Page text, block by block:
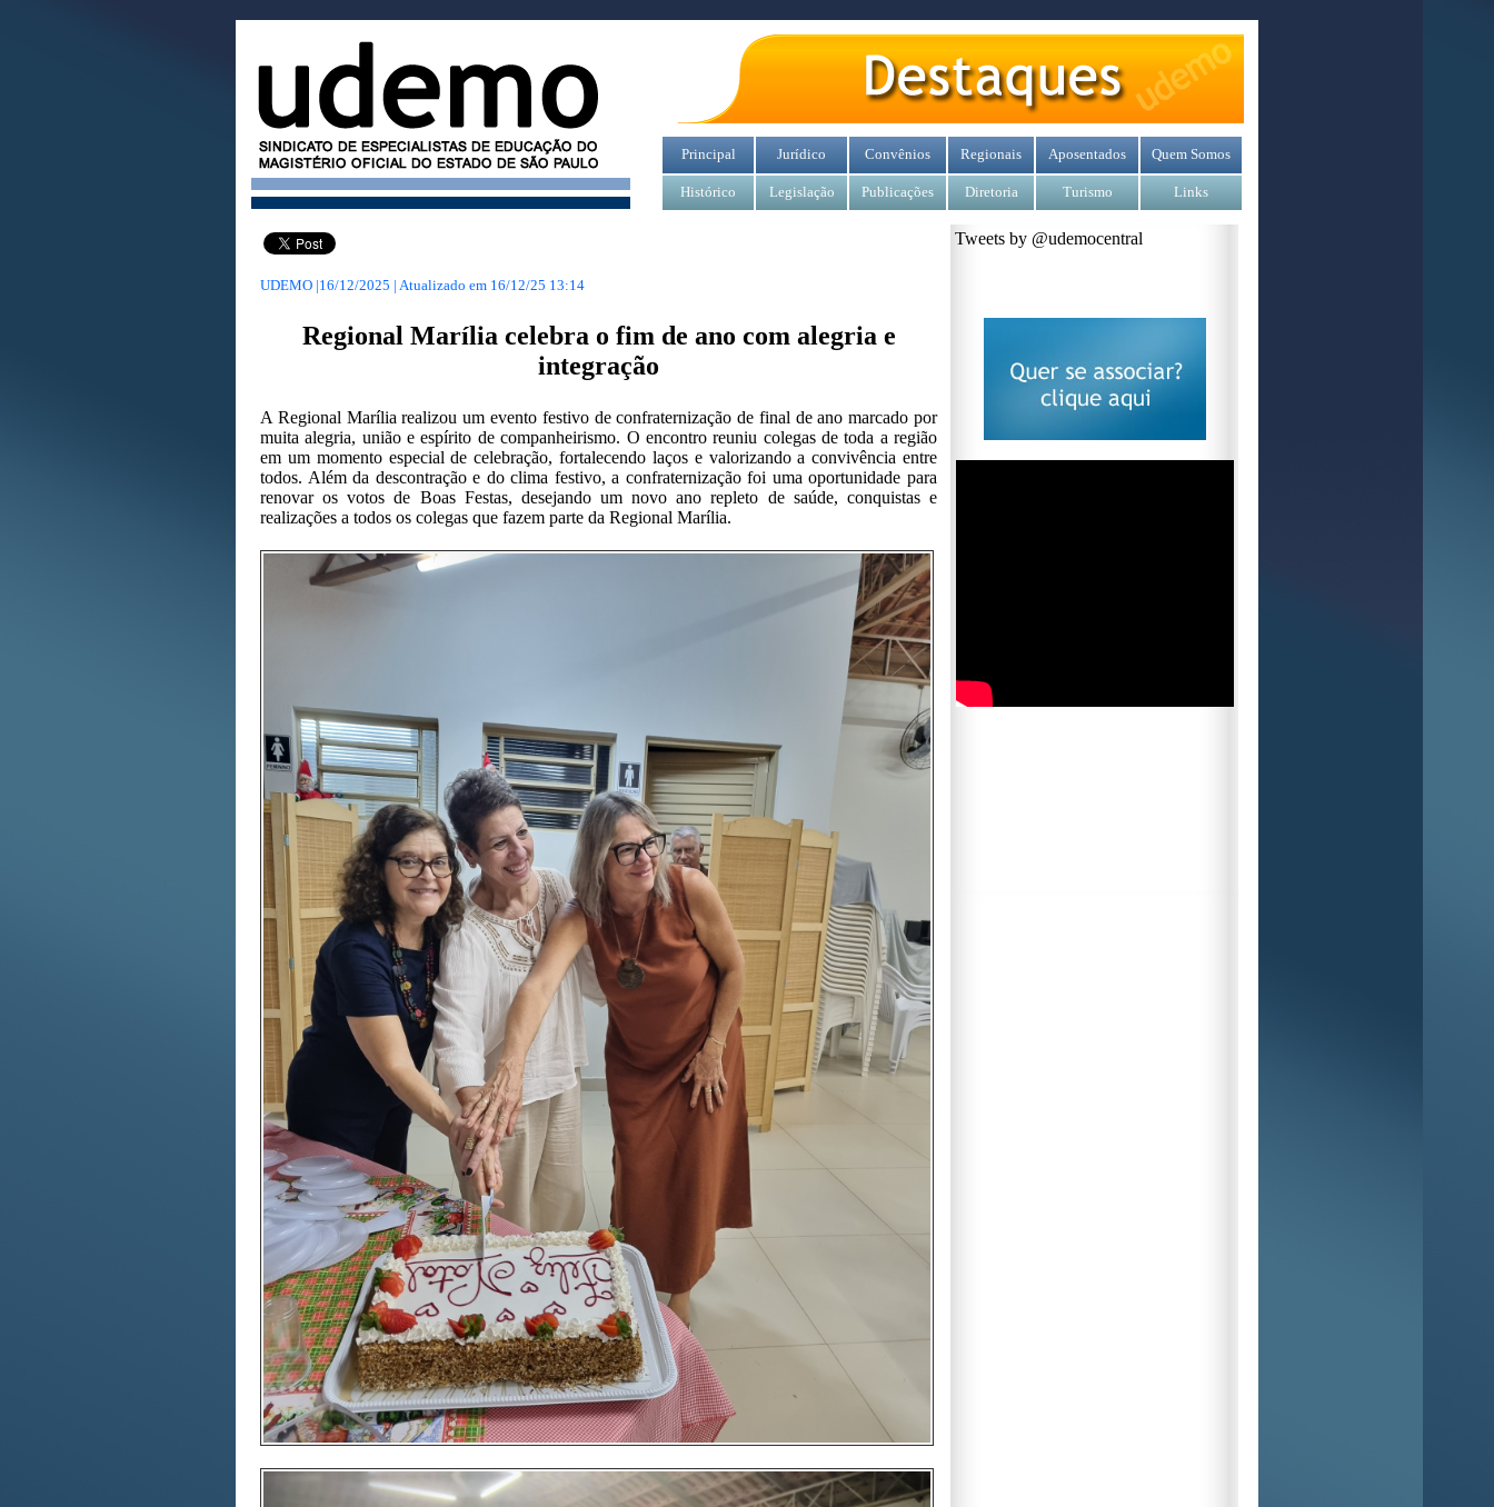
Principal Jurídico Convênios Regionais Aposentados Quem Somos
Histórico Legislação Publicações Diretoria Turismo Links
UDEMO |16/12/2025 | Atualizado em 16/12/25 13:14
Regional Marília celebra o fim de ano com alegria e
integração
A Regional Marília realizou um evento festivo de confraternização de final de ano marcado por
muita alegria, união e espírito de companheirismo. O encontro reuniu colegas de toda a região
em um momento especial de celebração, fortalecendo laços e valorizando a convivência entre
todos. Além da descontração e do clima festivo, a confraternização foi uma oportunidade para
renovar os votos de Boas Festas, desejando um novo ano repleto de saúde, conquistas e
realizações a todos os colegas que fazem parte da Regional Marília.
Tweets by @udemocentral